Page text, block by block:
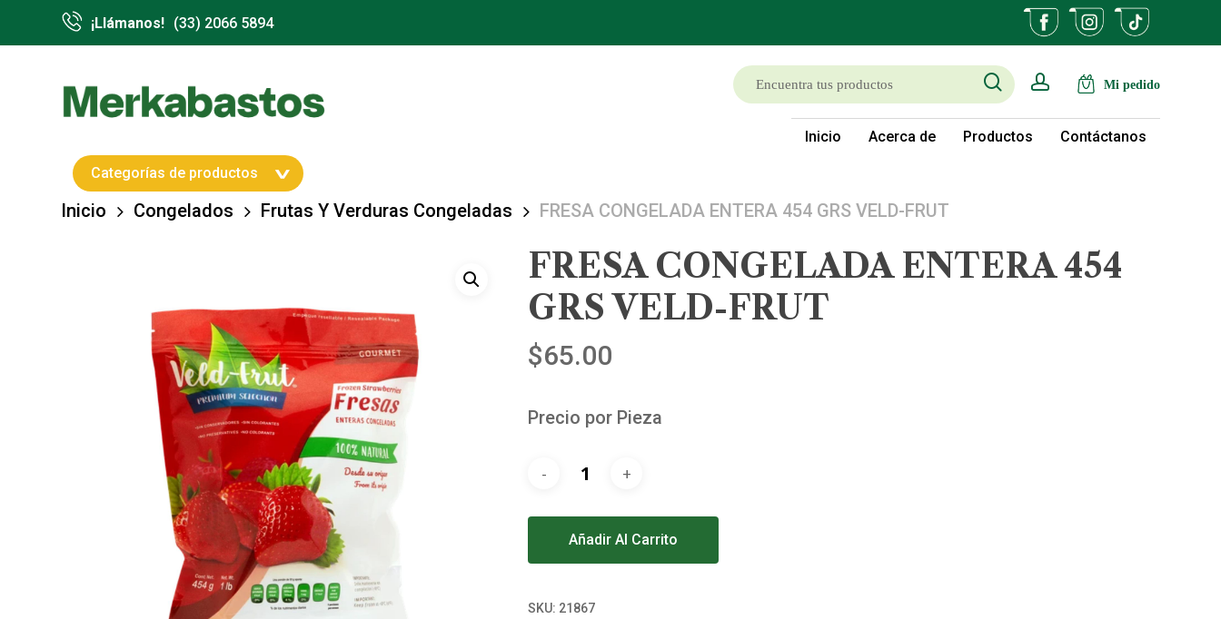
¡Llámanos! (33) 2066 5894
Hit enter to search or ESC to close
Categorías de productos
Inicio Acerca de Productos Contáctanos
searchaccount
Inicio Congelados Frutas Y Verduras Congeladas FRESA CONGELADA ENTERA 454 GRS VELD-FRUT
FRESA CONGELADA ENTERA 454
GRS VELD-FRUT
$65.00
Precio por Pieza
Añadir Al Carrito
SKU: 21867